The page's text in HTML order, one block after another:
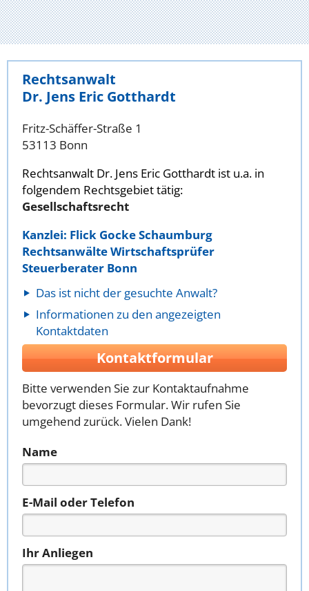
Rechtsanwalt
Dr. Jens Eric Gotthardt
Fritz-Schäffer-Straße 1
53113 Bonn
Rechtsanwalt Dr. Jens Eric Gotthardt ist u.a. in
folgendem Rechtsgebiet tätig:
Gesellschaftsrecht
Kanzlei: Flick Gocke Schaumburg
Rechtsanwälte Wirtschaftsprüfer
Steuerberater Bonn
Das ist nicht der gesuchte Anwalt?
Informationen zu den angezeigten
Kontaktdaten
Kontaktformular
Bitte verwenden Sie zur Kontaktaufnahme
bevorzugt dieses Formular. Wir rufen Sie
umgehend zurück. Vielen Dank!
Name
E-Mail oder Telefon
Ihr Anliegen